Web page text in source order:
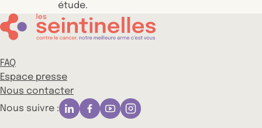
étude.
FAQ
Espace presse
Nous contacter
Nous suivre :